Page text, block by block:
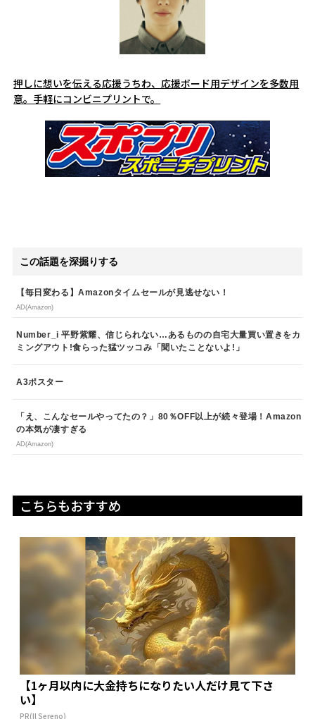
押しに想いを伝える応援うちわ、応援ボード用デザインを多数用
意。手軽にコンビニプリントで。
この話題を深掘りする
【毎日変わる】Amazonタイムセールが見逃せない！
AD(Amazon)
Number_i 平野紫耀、信じられない…あるものの自宅大量買い置きをカ
ミングアウト!食らった猛ツッコみ「聞いたことないよ!」
A3ポスター
「え、こんなセールやってたの？」80％OFF以上が続々登場！Amazon
の本気が凄すぎる
AD(Amazon)
こちらもおすすめ
【1ヶ月以内に大金持ちになりたい人だけ見て下さ
い】
PR(Il Sereno)